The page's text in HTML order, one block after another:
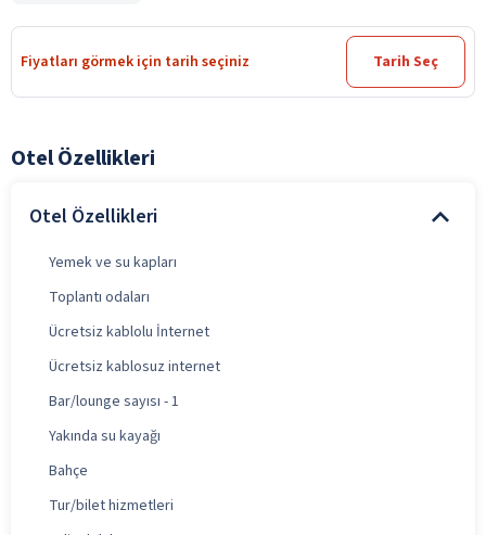
Fiyatları görmek için tarih seçiniz Tarih Seç
Otel Özellikleri
Otel Özellikleri
Yemek ve su kapları
Toplantı odaları
Ücretsiz kablolu İnternet
Ücretsiz kablosuz internet
Bar/lounge sayısı - 1
Yakında su kayağı
Bahçe
Tur/bilet hizmetleri